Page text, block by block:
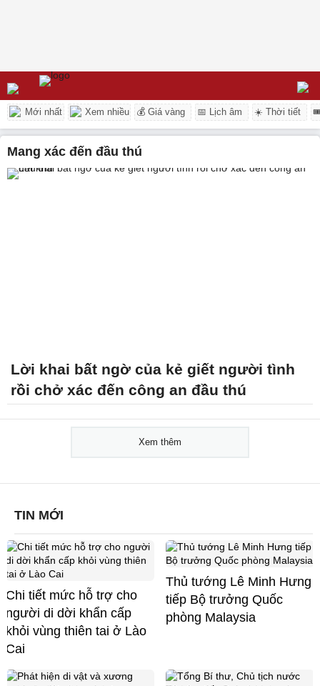
Mới nhất Xem nhiều 💰 Giá vàng 📅 Lịch âm ☀️ Thời tiết
mang xác đến đầu thú
Lời khai bất ngờ của kẻ giết người tình
rồi chở xác đến công an đầu thú
Xem thêm
TIN MỚI
Chi tiết mức hỗ trợ cho
người di dời khẩn cấp
khỏi vùng thiên tai ở Lào
Cai
Thủ tướng Lê Minh Hưng
tiếp Bộ trưởng Quốc
phòng Malaysia